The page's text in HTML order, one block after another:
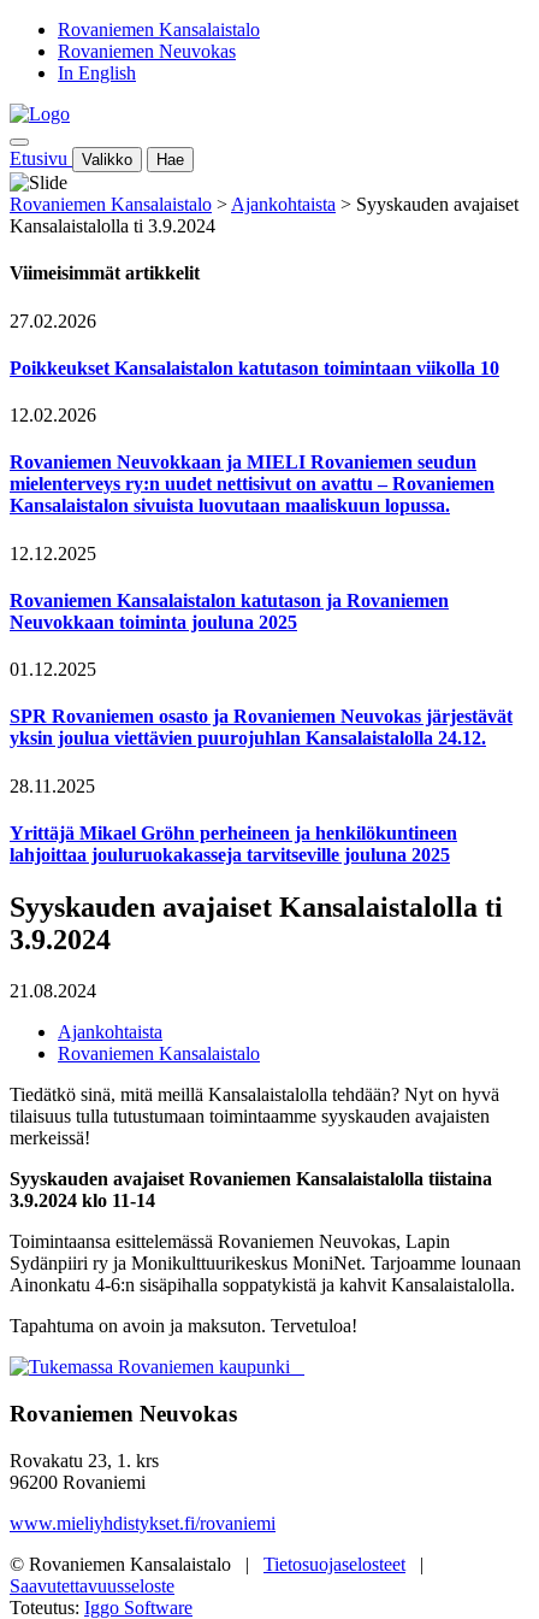
Rovaniemen Kansalaistalo
Rovaniemen Neuvokas
In English
Etusivu Valikko Hae
Rovaniemen Kansalaistalo > Ajankohtaista > Syyskauden avajaiset
Kansalaistalolla ti 3.9.2024
Viimeisimmät artikkelit
27.02.2026
Poikkeukset Kansalaistalon katutason toimintaan viikolla 10
12.02.2026
Rovaniemen Neuvokkaan ja MIELI Rovaniemen seudun
mielenterveys ry:n uudet nettisivut on avattu – Rovaniemen
Kansalaistalon sivuista luovutaan maaliskuun lopussa.
12.12.2025
Rovaniemen Kansalaistalon katutason ja Rovaniemen
Neuvokkaan toiminta jouluna 2025
01.12.2025
SPR Rovaniemen osasto ja Rovaniemen Neuvokas järjestävät
yksin joulua viettävien puurojuhlan Kansalaistalolla 24.12.
28.11.2025
Yrittäjä Mikael Gröhn perheineen ja henkilökuntineen
lahjoittaa jouluruokakasseja tarvitseville jouluna 2025
Syyskauden avajaiset Kansalaistalolla ti
3.9.2024
21.08.2024
Ajankohtaista
Rovaniemen Kansalaistalo
Tiedätkö sinä, mitä meillä Kansalaistalolla tehdään? Nyt on hyvä
tilaisuus tulla tutustumaan toimintaamme syyskauden avajaisten
merkeissä!
Syyskauden avajaiset Rovaniemen Kansalaistalolla tiistaina
3.9.2024 klo 11-14
Toimintaansa esittelemässä Rovaniemen Neuvokas, Lapin
Sydänpiiri ry ja Monikulttuurikeskus MoniNet. Tarjoamme lounaan
Ainonkatu 4-6:n sisäpihalla soppatykistä ja kahvit Kansalaistalolla.
Tapahtuma on avoin ja maksuton. Tervetuloa!
Rovaniemen Neuvokas
Rovakatu 23, 1. krs
96200 Rovaniemi
www.mieliyhdistykset.fi/rovaniemi
© Rovaniemen Kansalaistalo | Tietosuojaselosteet |
Saavutettavuusseloste
Toteutus: Iggo Software